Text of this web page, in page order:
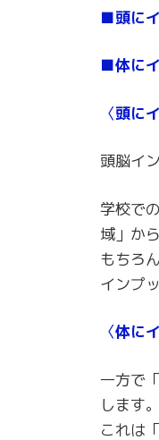
■頭に
■体に
〈頭に
頭脳イ
学校で
域」か
もちろ
インプ
〈体に
一方で
します
これは